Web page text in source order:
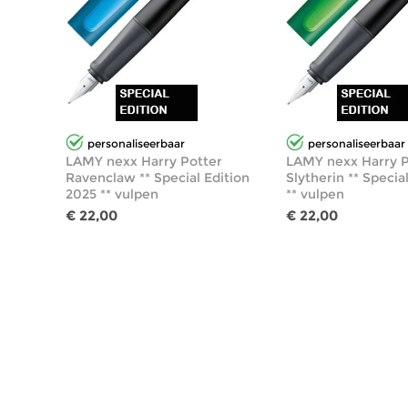
personaliseerbaar
LAMY nexx Harry Potter
Ravenclaw ** Special Edition
2025 ** vulpen
€ 22,00
personaliseerbaar
LAMY nexx Harry
Slytherin **
** vulpen
€ 22,00